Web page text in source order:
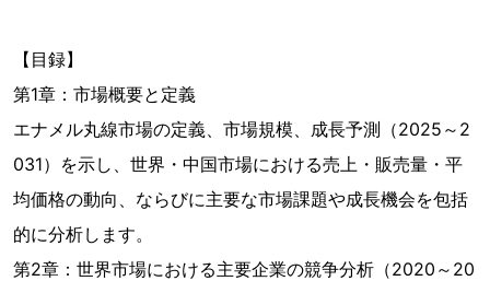
【目録】
第1章：市場概要と定義
エナメル丸線市場の定義、市場規模、成長予測（2025～2
031）を示し、世界・中国市場における売上・販売量・平
均価格の動向、ならびに主要な市場課題や成長機会を包括
的に分析します。
第2章：世界市場における主要企業の競争分析（2020～20